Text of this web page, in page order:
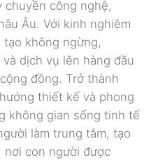
chuyền công nghệ,
Âu. Với kinh nghiệm
tạo không ngừng,
dịch vụ lên hàng đầu
đồng. Trở thành
thiết kế và phong
không gian sống tinh tế
làm trung tâm, tạo
nơi con người được